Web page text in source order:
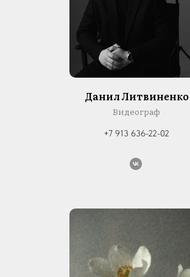
Данил Литвиненко
Видеограф
+7 913 636-22-02